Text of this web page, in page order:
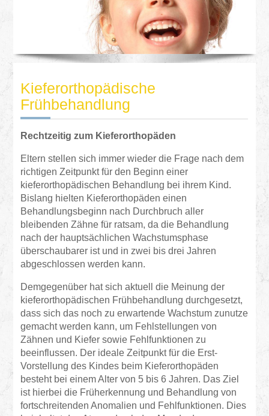
Kieferorthopädische
Frühbehandlung
Rechtzeitig zum Kieferorthopäden
Eltern stellen sich immer wieder die Frage nach dem
richtigen Zeitpunkt für den Beginn einer
kieferorthopädischen Behandlung bei ihrem Kind.
Bislang hielten Kieferorthopäden einen
Behandlungsbeginn nach Durchbruch aller
bleibenden Zähne für ratsam, da die Behandlung
nach der hauptsächlichen Wachstumsphase
überschaubarer ist und in zwei bis drei Jahren
abgeschlossen werden kann.
Demgegenüber hat sich aktuell die Meinung der
kieferorthopädischen Frühbehandlung durchgesetzt,
dass sich das noch zu erwartende Wachstum zunutze
gemacht werden kann, um Fehlstellungen von
Zähnen und Kiefer sowie Fehlfunktionen zu
beeinflussen. Der ideale Zeitpunkt für die Erst-
Vorstellung des Kindes beim Kieferorthopäden
besteht bei einem Alter von 5 bis 6 Jahren. Das Ziel
ist hierbei die Früherkennung und Behandlung von
fortschreitenden Anomalien und Fehlfunktionen. Dies